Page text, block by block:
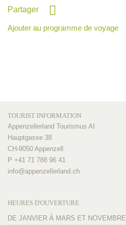
Partager
Ajouter au programme de voyage
TOURIST INFORMATION
Appenzellerland Tourismus AI
Hauptgasse 38
CH-9050 Appenzell
P +41 71 788 96 41
info@appenzellerland.ch
HEURES D'OUVERTURE
DE JANVIER À MARS ET NOVEMBRE